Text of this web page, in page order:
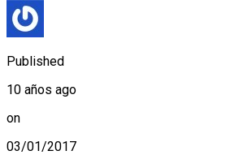
Published
10 años ago
on
03/01/2017